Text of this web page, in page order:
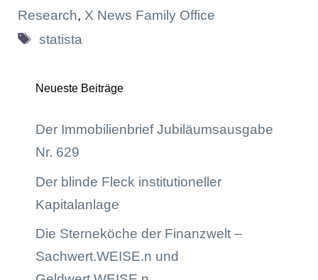
Research, X News Family Office
Schlagwörter
statista
Neueste Beiträge
Der Immobilienbrief Jubiläumsausgabe
Nr. 629
Der blinde Fleck institutioneller
Kapitalanlage
Die Sterneköche der Finanzwelt –
Sachwert.WEISE.n und